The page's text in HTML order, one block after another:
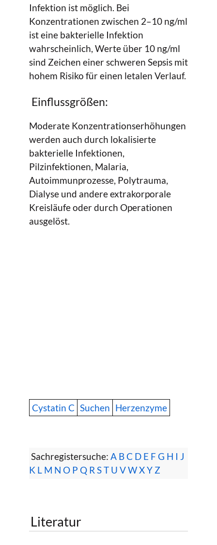
Infektion ist möglich. Bei
Konzentrationen zwischen 2–10 ng/ml
ist eine bakterielle Infektion
wahrscheinlich, Werte über 10 ng/ml
sind Zeichen einer schweren Sepsis mit
hohem Risiko für einen letalen Verlauf.
Einflussgrößen:
Moderate Konzentrationserhöhungen
werden auch durch lokalisierte
bakterielle Infektionen,
Pilzinfektionen, Malaria,
Autoimmunprozesse, Polytrauma,
Dialyse und andere extrakorporale
Kreisläufe oder durch Operationen
ausgelöst.
Cystatin C Suchen Herzenzyme
Sachregistersuche: A BC D E F G H I J
K L M N O P Q R ST U VWXY Z
Literatur